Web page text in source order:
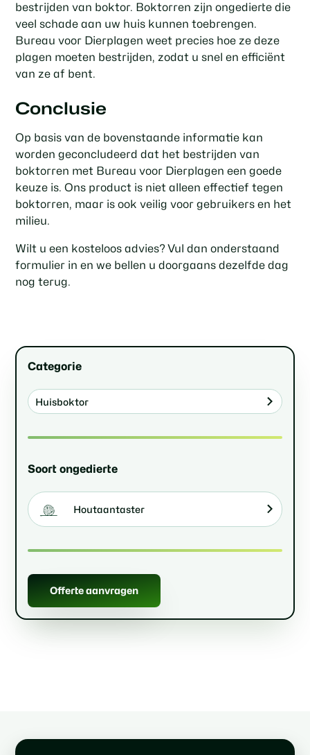
Categorie
Huisboktor
Soort ongedierte
Houtaantaster
Offerte aanvragen
bestrijden van boktor. Boktorren zijn ongedierte die
veel schade aan uw huis kunnen toebrengen.
Bureau voor Dierplagen weet precies hoe ze deze
plagen moeten bestrijden, zodat u snel en efficiënt
van ze af bent.
Conclusie
Op basis van de bovenstaande informatie kan
worden geconcludeerd dat het bestrijden van
boktorren met Bureau voor Dierplagen een goede
keuze is. Ons product is niet alleen effectief tegen
boktorren, maar is ook veilig voor gebruikers en het
milieu.
Wilt u een kosteloos advies? Vul dan onderstaand
formulier in en we bellen u doorgaans dezelfde dag
nog terug.